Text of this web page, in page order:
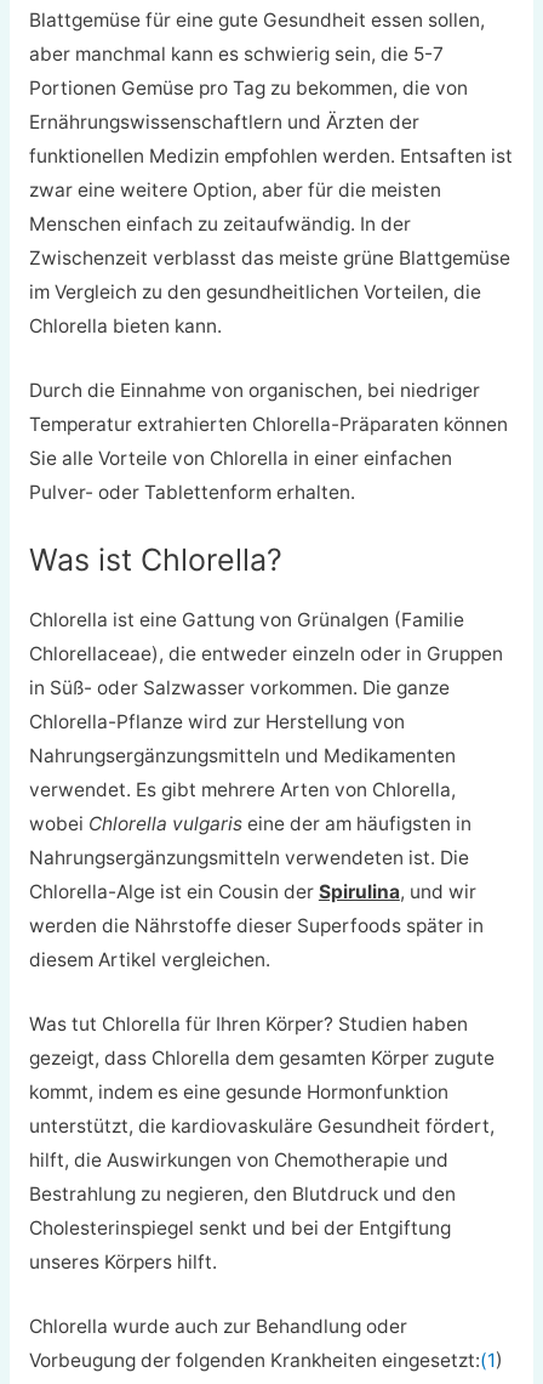
Blattgemüse für eine gute Gesundheit essen sollen,
aber manchmal kann es schwierig sein, die 5-7
Portionen Gemüse pro Tag zu bekommen, die von
Ernährungswissenschaftlern und Ärzten der
funktionellen Medizin empfohlen werden. Entsaften ist
zwar eine weitere Option, aber für die meisten
Menschen einfach zu zeitaufwändig. In der
Zwischenzeit verblasst das meiste grüne Blattgemüse
im Vergleich zu den gesundheitlichen Vorteilen, die
Chlorella bieten kann.
Durch die Einnahme von organischen, bei niedriger
Temperatur extrahierten Chlorella-Präparaten können
Sie alle Vorteile von Chlorella in einer einfachen
Pulver- oder Tablettenform erhalten.
Was ist Chlorella?
Chlorella ist eine Gattung von Grünalgen (Familie
Chlorellaceae), die entweder einzeln oder in Gruppen
in Süß- oder Salzwasser vorkommen. Die ganze
Chlorella-Pflanze wird zur Herstellung von
Nahrungsergänzungsmitteln und Medikamenten
verwendet. Es gibt mehrere Arten von Chlorella,
wobei Chlorella vulgariseine der am häufigsten in
Nahrungsergänzungsmitteln verwendeten ist. Die
Chlorella-Alge ist ein Cousin der Spirulina, und wir
werden die Nährstoffe dieser Superfoods später in
diesem Artikel vergleichen.
Was tut Chlorella für Ihren Körper? Studien haben
gezeigt, dass Chlorella dem gesamten Körper zugute
kommt, indem es eine gesunde Hormonfunktion
unterstützt, die kardiovaskuläre Gesundheit fördert,
hilft, die Auswirkungen von Chemotherapie und
Bestrahlung zu negieren, den Blutdruck und den
Cholesterinspiegel senkt und bei der Entgiftung
unseres Körpers hilft.
Chlorella wurde auch zur Behandlung oder
Vorbeugung der folgenden Krankheiten eingesetzt:(1)